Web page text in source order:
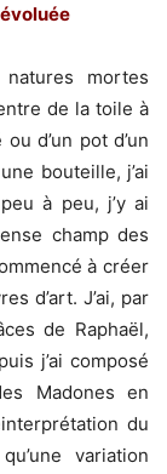
mortes
de la toile à
d’un pot d’un
bouteille, j’ai
à peu, j’y ai
champ des
à créer
d’art. J’ai, par
de Raphaël,
j’ai composé
Madones en
du
variation